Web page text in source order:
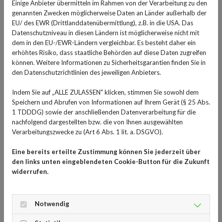
wertvolle Unterstützung sein.
Wer sportlich aktiv ist, kennt das Problem: Einmal kurz
nicht aufgepasst, zu schlecht gedehnt oder aufgewärmt,
umgeknickt… es gibt viele Situationen, in denen Sportler
sich verletzen können. Zu den häufigsten
Muskelrisse, Knochenbrüche und Gelenkverletzungen.
Arnika und Co. als Helfer bei
Verletzungen
Wenn die Sportverletzung akut und schwer ist, bleibt oft
nichts übrig, als zumindest eine Ärztin oder einen Arzt
aufzusuchen. Wenn es nicht sowieso gleich ins
beispielsweise bei einem gebrochenen Bein durch einen
Skiunfall. Aber auch leichte Verletzungen sollten
Einige Anbieter übermitteln im Rahmen von der Verarbeitung zu den
genannten Zwecken möglicherweise Daten an Länder außerhalb der
EU/ des EWR (Drittlanddatenübermittlung), z.B. in die USA. Das
Datenschutzniveau in diesen Ländern ist möglicherweise nicht mit
dem in den EU-/EWR-Ländern vergleichbar. Es besteht daher ein
erhöhtes Risiko, dass staatliche Behörden auf diese Daten zugreifen
können. Weitere Informationen zu Sicherheitsgarantien finden Sie in
den Datenschutzrichtlinien des jeweiligen Anbieters.
Indem Sie auf „ALLE ZULASSEN" klicken, stimmen Sie sowohl dem
Speichern und Abrufen von Informationen auf Ihrem Gerät (§ 25 Abs.
1 TDDDG) sowie der anschließenden Datenverarbeitung für die
nachfolgend dargestellten bzw. die von Ihnen ausgewählten
Verarbeitungszwecke zu (Art 6 Abs. 1 lit. a. DSGVO).
Eine bereits erteilte Zustimmung können Sie jederzeit über
den links unten eingeblendeten Cookie-Button für die Zukunft
widerrufen.
Notwendig